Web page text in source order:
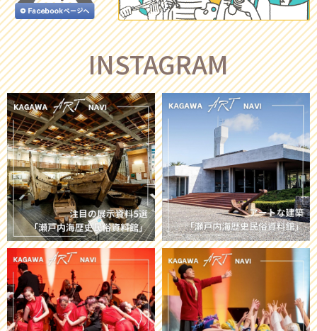
INSTAGRAM